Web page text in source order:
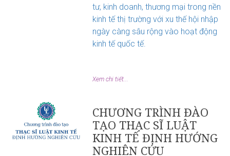
tư, kinh doanh, thương mại trong nền
kinh tế thị trường với xu thế hội nhập
ngày càng sâu rộng vào hoạt động
kinh tế quốc tế.
Xem chi tiết...
CHƯƠNG TRÌNH ĐÀO
TẠO THẠC SĨ LUẬT
KINH TẾ ĐỊNH HƯỚNG
NGHIÊN CỨU